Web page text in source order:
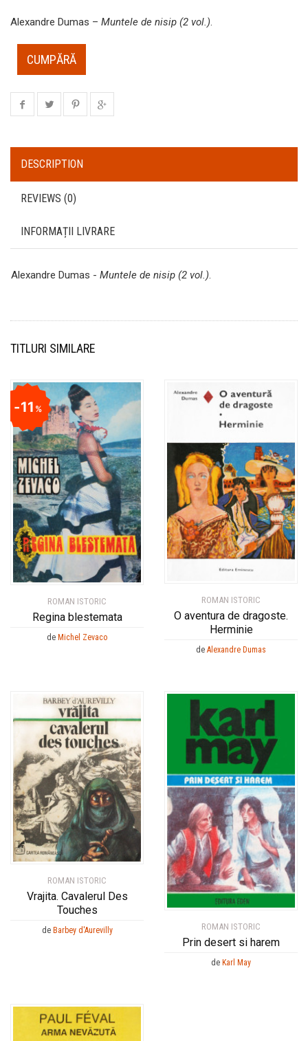
Alexandre Dumas – Muntele de nisip (2 vol.).
CUMPĂRĂ
DESCRIPTION
REVIEWS (0)
INFORMAȚII LIVRARE
Alexandre Dumas - Muntele de nisip (2 vol.).
TITLURI SIMILARE
ROMAN ISTORIC
Regina blestemata
11%
de Michel Zevaco
ROMAN ISTORIC
O aventura de dragoste.
Herminie
de Alexandre Dumas
ROMAN ISTORIC
Vrajita. Cavalerul Des
Touches
de Barbey d'Aurevilly ROMAN ISTORIC
Prin desert si harem
de Karl May